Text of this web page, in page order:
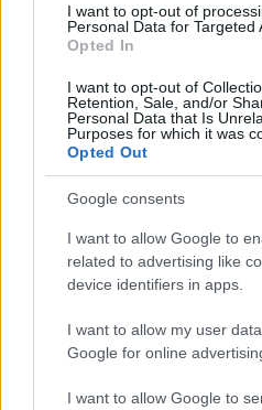
I want to opt-out of
Personal Data for Targeted
Opted In
I want to opt-out of
Retention, Sale, and/or
Personal Data that Is
Purposes for which it was
Opted Out
Google consents
I want to allow Google to
related to advertising like
device identifiers in apps.
I want to allow my user
Google for online
I want to allow Google to
ultimi 7 giorni:
Ethereum ETH: l’aumento di